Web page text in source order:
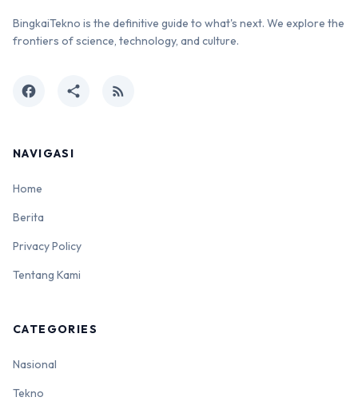
BingkaiTekno is the definitive guide to what's next. We explore the
frontiers of science, technology, and culture.
facebook share rss_feed
NAVIGASI
Home
Berita
Privacy Policy
Tentang Kami
CATEGORIES
Nasional
Tekno